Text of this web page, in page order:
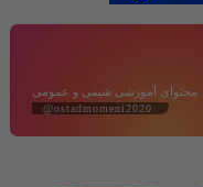
محتوای آموزشی شیمی و عمومی
@ostadmomeni2020